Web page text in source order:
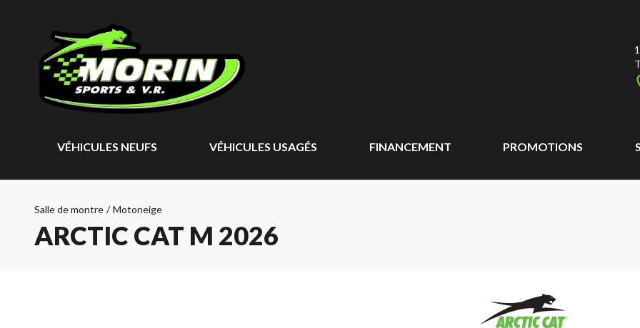
VÉHICULES NEUFS VÉHICULES USAGÉS FINANCEMENT PROMOTIONS
Salle de montre / Motoneige
ARCTIC CAT M 2026